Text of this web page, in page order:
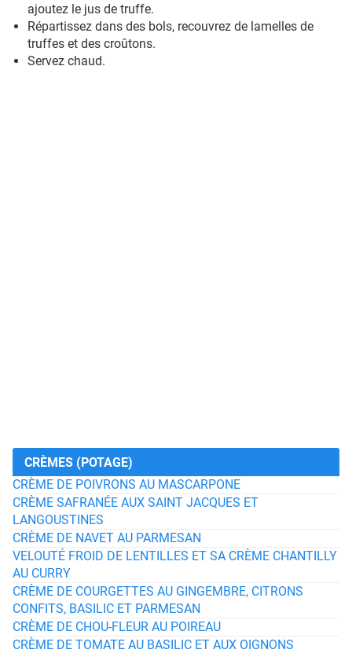
ajoutez le jus de truffe.
Répartissez dans des bols, recouvrez de lamelles de
truffes et des croûtons.
Servez chaud.
CRÈMES (POTAGE)
CRÈME DE POIVRONS AU MASCARPONE
CRÈME SAFRANÉE AUX SAINT JACQUES ET
LANGOUSTINES
CRÈME DE NAVET AU PARMESAN
VELOUTÉ FROID DE LENTILLES ET SA CRÈME CHANTILLY
AU CURRY
CRÈME DE COURGETTES AU GINGEMBRE, CITRONS
CONFITS, BASILIC ET PARMESAN
CRÈME DE CHOU-FLEUR AU POIREAU
CRÈME DE TOMATE AU BASILIC ET AUX OIGNONS